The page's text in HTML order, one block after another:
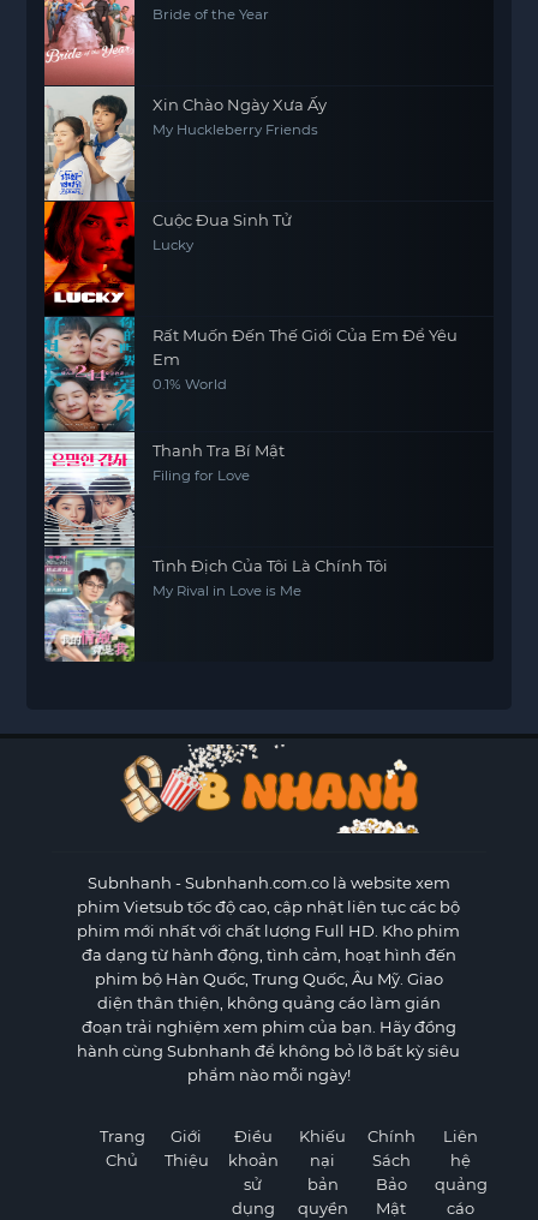
Bride of the Year
Xin Chào Ngày Xưa Ấy
My Huckleberry Friends
Cuộc Đua Sinh Tử
Lucky
Rất Muốn Đến Thế Giới Của Em Để Yêu
Em
0.1% World
Thanh Tra Bí Mật
Filing for Love
Tình Địch Của Tôi Là Chính Tôi
My Rival in Love is Me
Subnhanh - Subnhanh.com.co là website xem
phim Vietsub tốc độ cao, cập nhật liên tục các bộ
phim mới nhất với chất lượng Full HD. Kho phim
đa dạng từ hành động, tình cảm, hoạt hình đến
phim bộ Hàn Quốc, Trung Quốc, Âu Mỹ. Giao
diện thân thiện, không quảng cáo làm gián
đoạn trải nghiệm xem phim của bạn. Hãy đồng
hành cùng Subnhanh để không bỏ lỡ bất kỳ siêu
phẩm nào mỗi ngày!
Trang
Chủ
Giới
Thiệu
Điều
khoản
sử
dụng
Khiếu
nại
bản
quyền
Chính
Sách
Bảo
Mật
Liên
hệ
quảng
cáo